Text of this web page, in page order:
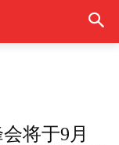
将于9月